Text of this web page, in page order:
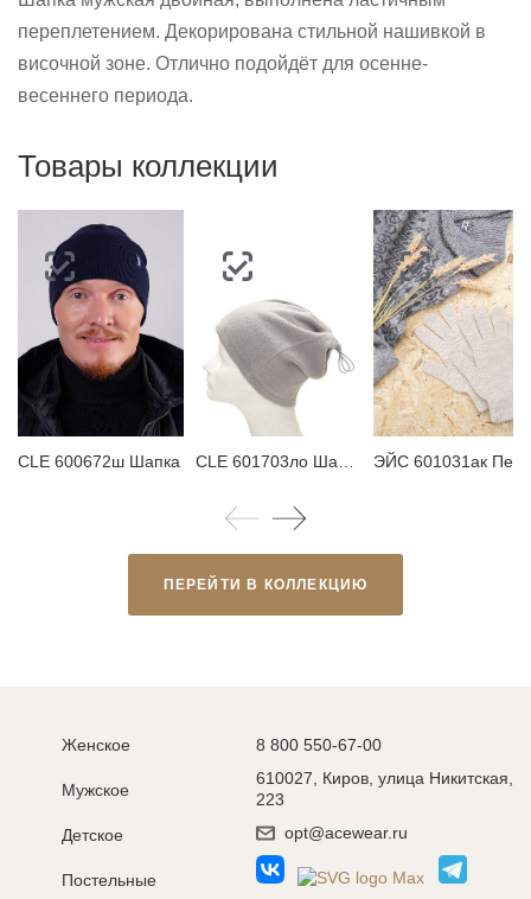
переплетением. Декорирована стильной нашивкой в
височной зоне. Отлично подойдёт для осенне-
весеннего периода.
Товары коллекции
CLE 600672ш Шапка
ПЕРЕЙТИ В КОЛЛЕКЦИЮ
Женское
Мужское
Детское
Постельные
8 800 550-67-00
610027, Киров, улица Никитская,
223
opt@acewear.ru